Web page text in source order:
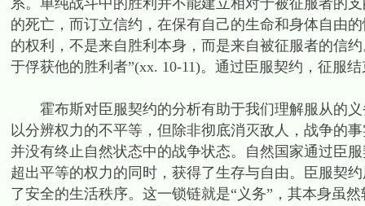
系。单纯战斗中的胜利并不能建立相对于被征服者的
的死亡，而订立信约，在保有自己的生命和身体自由
的权利，不是来自胜利本身，而是来自被征服者的信
于俘获他的胜利者”(xx. 10-11)。通过臣服契约，征服
霍布斯对臣服契约的分析有助于我们理解服从的义
以分辨权力的不平等，但除非彻底消灭敌人，战争的
并没有终止自然状态中的战争状态。自然国家通过臣
超出平等的权力的同时，获得了生存与自由。臣服契
了安全的生活秩序。这一锁链就是“义务”，其本身虽